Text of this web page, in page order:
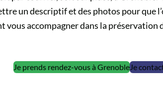
un descriptif et des photos pour que
vous accompagner dans la préservation
Je prends rendez-vous à GrenobleJe